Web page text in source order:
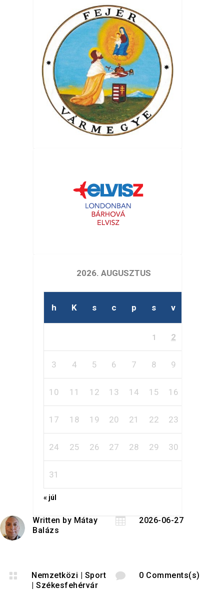
2026. AUGUSZTUS
h K s c p s v
1 2
3 4 5 6 7 8 9
10 11 12 13 14 15 16
17 18 19 20 21 22 23
24 25 26 27 28 29 30
31
« júl
Written by Mátay
Balázs
 2026-06-27
 Nemzetközi | Sport
|Székesfehérvár
 0 Comments(s)